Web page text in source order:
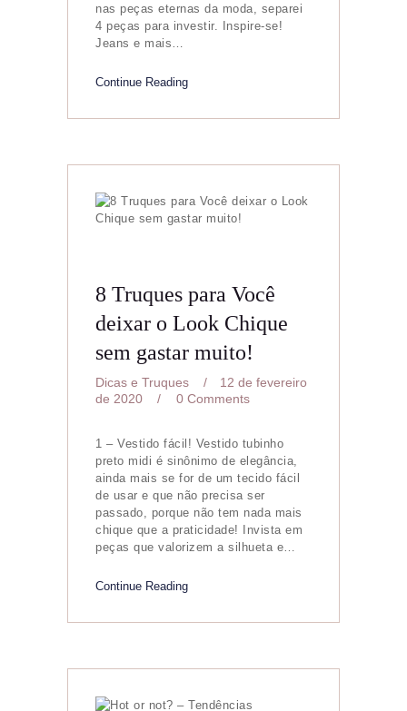
nas peças eternas da moda, separei
4 peças para investir. Inspire-se!
Jeans e mais…
Continue Reading
8 Truques para Você
deixar o Look Chique
sem gastar muito!
Dicas e Truques
12 de fevereiro
de 2020
0 Comments
1 – Vestido fácil! Vestido tubinho
preto midi é sinônimo de elegância,
ainda mais se for de um tecido fácil
de usar e que não precisa ser
passado, porque não tem nada mais
chique que a praticidade! Invista em
peças que valorizem a silhueta e…
Continue Reading